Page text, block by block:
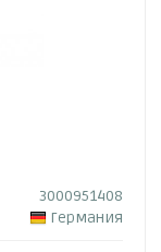
3000951408
Германия